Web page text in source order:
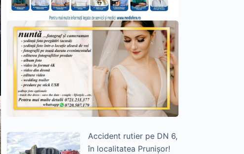
Accident rutier pe DN 6,
în localitatea Prunișor!